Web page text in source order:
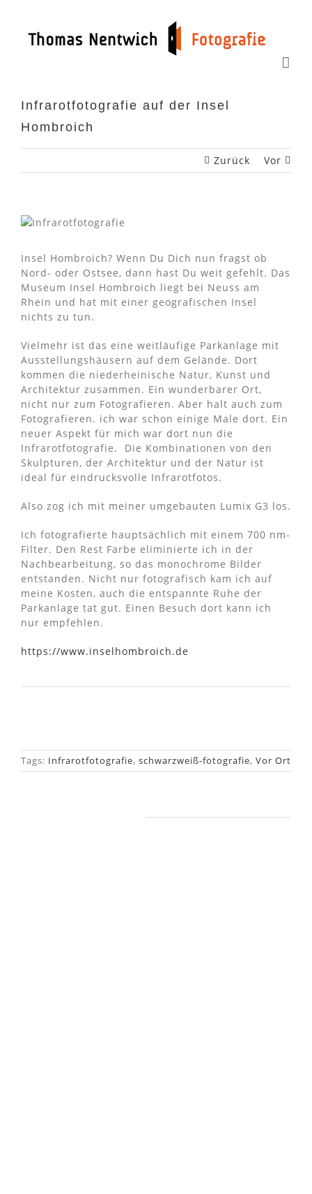
springen
Infrarotfotografie auf der Insel
Hombroich
Zurück Vor
Insel Hombroich? Wenn Du Dich nun fragst ob
Nord- oder Ostsee, dann hast Du weit gefehlt. Das
Museum Insel Hombroich liegt bei Neuss am
Rhein und hat mit einer geografischen Insel
nichts zu tun.
Vielmehr ist das eine weitläufige Parkanlage mit
Ausstellungshäusern auf dem Gelände. Dort
kommen die niederheinische Natur, Kunst und
Architektur zusammen. Ein wunderbarer Ort,
nicht nur zum Fotografieren. Aber halt auch zum
Fotografieren. ich war schon einige Male dort. Ein
neuer Aspekt für mich war dort nun die
Infrarotfotografie.
Die Kombinationen von den
Skulpturen, der Architektur und der Natur ist
ideal für eindrucksvolle Infrarotfotos.
Also zog ich mit meiner umgebauten Lumix G3 los.
Ich fotografierte hauptsächlich mit einem 700 nm-
Filter. Den Rest Farbe eliminierte ich in der
Nachbearbeitung, so das monochrome Bilder
entstanden. Nicht nur fotografisch kam ich auf
meine Kosten, auch die entspannte Ruhe der
Parkanlage tat gut. Einen Besuch dort kann ich
nur empfehlen.
https://www.inselhombroich.de
Tags: Infrarotfotografie, schwarzweiß-fotografie, Vor Ort